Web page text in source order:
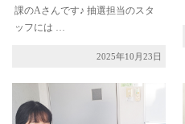
課のAさんです♪ 抽選担当のスタ
ッフには …
2025年10月23日